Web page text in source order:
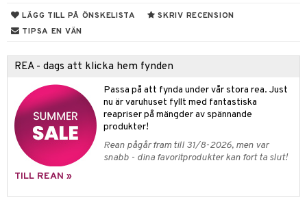
LÄGG TILL PÅ ÖNSKELISTA
SKRIV RECENSION
TIPSA EN VÄN
REA - dags att klicka hem fynden
Passa på att fynda under vår stora rea. Just
nu är varuhuset fyllt med fantastiska
reapriser på mängder av spännande
produkter!
Rean pågår fram till 31/8-2026, men var
snabb - dina favoritprodukter kan fort ta slut!
TILL REAN »
& buljong
& avgiftning